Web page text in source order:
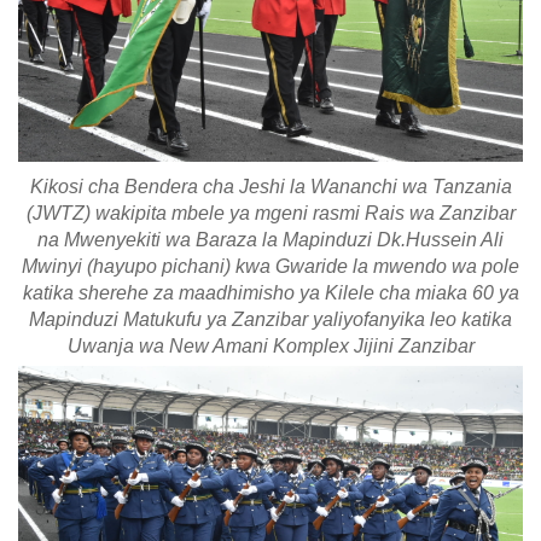
Kikosi cha Bendera cha Jeshi la Wananchi wa Tanzania
(JWTZ) wakipita mbele ya mgeni rasmi Rais wa Zanzibar
na Mwenyekiti wa Baraza la Mapinduzi Dk.Hussein Ali
Mwinyi (hayupo pichani) kwa Gwaride la mwendo wa pole
katika sherehe za maadhimisho ya Kilele cha miaka 60 ya
Mapinduzi Matukufu ya Zanzibar yaliyofanyika leo katika
Uwanja wa New Amani Komplex Jijini Zanzibar